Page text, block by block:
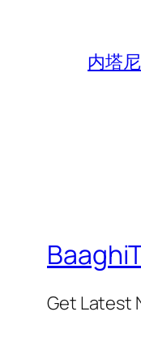
内塔
Get Latest